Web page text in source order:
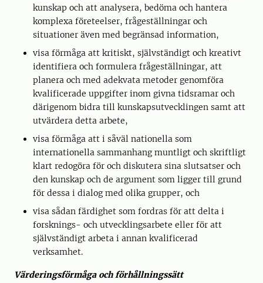
kunskap och att analysera, bedöma och hantera
komplexa företeelser, frågeställningar och
situationer även med begränsad information,
visa förmåga att kritiskt, självständigt och kreativt
identifiera och formulera frågeställningar, att
planera och med adekvata metoder genomföra
kvalificerade uppgifter inom givna tidsramar och
därigenom bidra till kunskapsutvecklingen samt att
utvärdera detta arbete,
visa förmåga att i såväl nationella som
internationella sammanhang muntligt och skriftligt
klart redogöra för och diskutera sina slutsatser och
den kunskap och de argument som ligger till grund
för dessa i dialog med olika grupper, och
visa sådan färdighet som fordras för att delta i
forsknings- och utvecklingsarbete eller för att
självständigt arbeta i annan kvalificerad
verksamhet.
Värderingsförmåga och förhållningssätt